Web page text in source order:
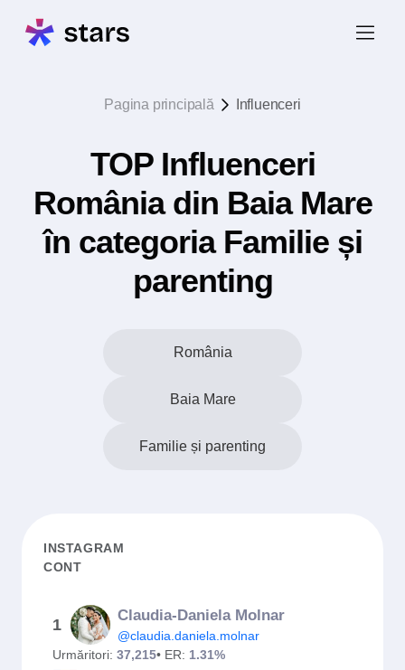
Pagina principală Influenceri
TOP Influenceri
România din Baia Mare
în categoria Familie și
parenting
România
Baia Mare
Familie și parenting
INSTAGRAM
CONT
1
Claudia-Daniela Molnar
@claudia.daniela.molnar
Urmăritori: 37,215• ER: 1.31%